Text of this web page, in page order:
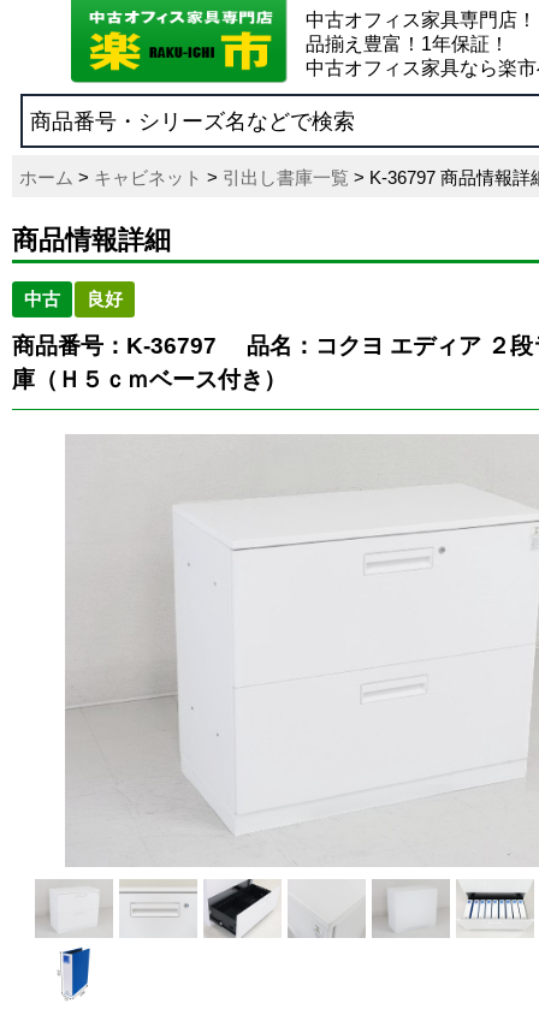
中古オフィス家具専門店！
品揃え豊富！1年保証！
中古オフィス家具なら楽
ホーム > キャビネット > 引出し書庫一覧 > K-36797 商品情報詳
商品情報詳細
中古 良好
商品番号：K-36797
品名：コクヨ エディア ２
庫（Ｈ５ｃｍベース付き）